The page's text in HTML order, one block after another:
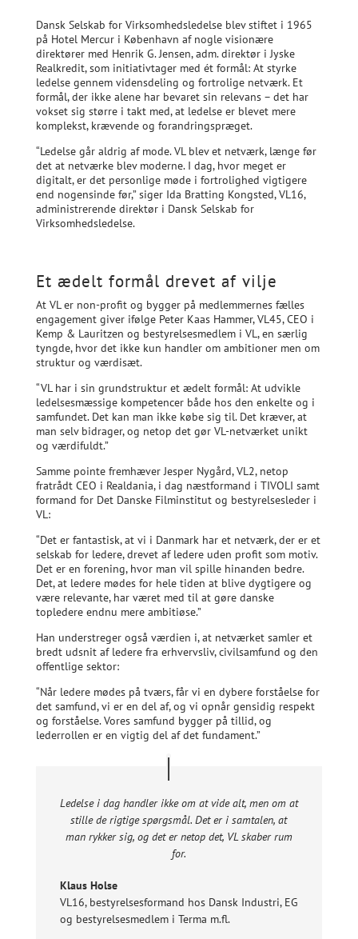
Dansk Selskab for Virksomhedsledelse blev stiftet i 1965
på Hotel Mercur i København af nogle visionære
direktører med Henrik G. Jensen, adm. direktør i Jyske
Realkredit, som initiativtager med ét formål: At styrke
ledelse gennem vidensdeling og fortrolige netværk. Et
formål, der ikke alene har bevaret sin relevans – det har
vokset sig større i takt med, at ledelse er blevet mere
komplekst, krævende og forandringspræget.
“Ledelse går aldrig af mode. VL blev et netværk, længe før
det at netværke blev moderne. I dag, hvor meget er
digitalt, er det personlige møde i fortrolighed vigtigere
end nogensinde før,” siger Ida Bratting Kongsted, VL16,
administrerende direktør i Dansk Selskab for
Virksomhedsledelse.
Et ædelt formål drevet af vilje
At VL er non-profit og bygger på medlemmernes fælles
engagement giver ifølge Peter Kaas Hammer, VL45, CEO i
Kemp & Lauritzen og bestyrelsesmedlem i VL, en særlig
tyngde, hvor det ikke kun handler om ambitioner men om
struktur og værdisæt.
“VL har i sin grundstruktur et ædelt formål: At udvikle
ledelsesmæssige kompetencer både hos den enkelte og i
samfundet. Det kan man ikke købe sig til. Det kræver, at
man selv bidrager, og netop det gør VL-netværket unikt
og værdifuldt.”
Samme pointe fremhæver Jesper Nygård, VL2, netop
fratrådt CEO i Realdania, i dag næstformand i TIVOLI samt
formand for Det Danske Filminstitut og bestyrelsesleder i
VL:
“Det er fantastisk, at vi i Danmark har et netværk, der er et
selskab for ledere, drevet af ledere uden profit som motiv.
Det er en forening, hvor man vil spille hinanden bedre.
Det, at ledere mødes for hele tiden at blive dygtigere og
være relevante, har været med til at gøre danske
topledere endnu mere ambitiøse.”
Han understreger også værdien i, at netværket samler et
bredt udsnit af ledere fra erhvervsliv, civilsamfund og den
offentlige sektor:
“Når ledere mødes på tværs, får vi en dybere forståelse for
det samfund, vi er en del af, og vi opnår gensidig respekt
og forståelse. Vores samfund bygger på tillid, og
lederrollen er en vigtig del af det fundament.”
Ledelse i dag handler ikke om at vide alt, men om at
stille de rigtige spørgsmål. Det er i samtalen, at
man rykker sig, og det er netop det, VL skaber rum
for.
Klaus Holse
VL16, bestyrelsesformand hos Dansk Industri, EG
og bestyrelsesmedlem i Terma m.fl.